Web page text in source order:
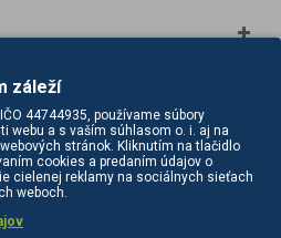
technology
posilnenie
vlasov
vlasy
záleží
44744935, používame súbory
webu a s vaším súhlasom o. i. aj na
stránok. Kliknutím na tlačidlo
cookies a predaním údajov o
cielenej reklamy na sociálnych sieťach
weboch.